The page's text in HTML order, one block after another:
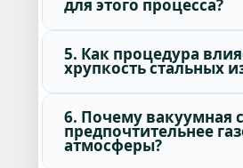
для этого процесса?
5. Как процедура
хрупкость стальных
6. Почему вакуумная
предпочтительнее
атмосферы?